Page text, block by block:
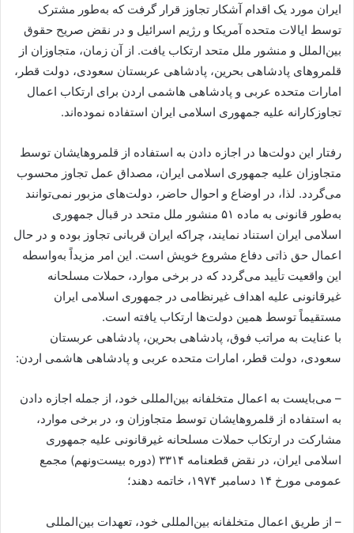
ایران مورد یک اقدام آشکار تجاوز قرار گرفت که به‌طور مشترک
توسط ایالات متحده آمریکا و رژیم اسرائیل و در نقض صریح حقوق
بین‌الملل و منشور ملل متحد ارتکاب یافت. از آن زمان، متجاوزان از
قلمروهای پادشاهی بحرین، پادشاهی عربستان سعودی، دولت قطر،
امارات متحده عربی و پادشاهی هاشمی اردن برای ارتکاب اعمال
تجاوزکارانه علیه جمهوری اسلامی ایران استفاده نموده‌اند.
رفتار این دولت‌ها در اجازه دادن به استفاده از قلمروهایشان توسط
متجاوزان علیه جمهوری اسلامی ایران، مصداق عمل تجاوز محسوب
می‌گردد. لذا، در اوضاع و احوال حاضر، دولت‌های مزبور نمی‌توانند
به‌طور قانونی به ماده ۵۱ منشور ملل متحد در قبال جمهوری
اسلامی ایران استناد نمایند، چراکه ایران قربانی تجاوز بوده و در حال
اعمال حق ذاتی دفاع مشروع خویش است. این امر مزیداً به‌واسطه
این واقعیت تأیید می‌گردد که در برخی موارد، حملات مسلحانه
غیرقانونی علیه اهداف غیرنظامی در جمهوری اسلامی ایران
مستقیماً توسط همین دولت‌ها ارتکاب یافته است.
با عنایت به مراتب فوق، پادشاهی بحرین، پادشاهی عربستان
سعودی، دولت قطر، امارات متحده عربی و پادشاهی هاشمی اردن:
– می‌بایست به اعمال متخلفانه بین‌المللی خود، از جمله اجازه دادن
به استفاده از قلمروهایشان توسط متجاوزان و، در برخی موارد،
مشارکت در ارتکاب حملات مسلحانه غیرقانونی علیه جمهوری
اسلامی ایران، در نقض قطعنامه ۳۳۱۴ (دوره بیست‌ونهم) مجمع
عمومی مورخ ۱۴ دسامبر ۱۹۷۴، خاتمه دهند؛
– از طریق اعمال متخلفانه بین‌المللی خود، تعهدات بین‌المللی